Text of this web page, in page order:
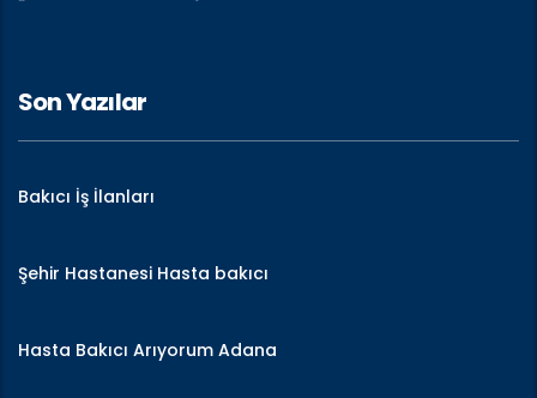
Son Yazılar
Bakıcı İş İlanları
Şehir Hastanesi Hasta bakıcı
Hasta Bakıcı Arıyorum Adana